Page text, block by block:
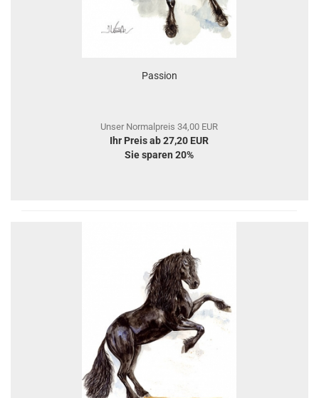
Passion
Unser Normalpreis 34,00 EUR
Ihr Preis ab 27,20 EUR
Sie sparen 20%